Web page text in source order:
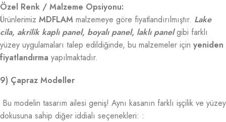
Özel Renk / Malzeme Opsiyonu:
Ürünlerimiz MDFLAM malzemeye göre fiyatlandırılmıştır. Lake
cila, akrilik kaplı panel, boyalı panel, laklı panel gibi farklı
yüzey uygulamaları talep edildiğinde, bu malzemeler için yeniden
fiyatlandırma yapılmaktadır.
9) Çapraz Modeller
Bu modelin tasarım ailesi geniş! Aynı kasanın farklı işçilik ve yüzey
dokusuna sahip diğer iddialı seçenekleri: :